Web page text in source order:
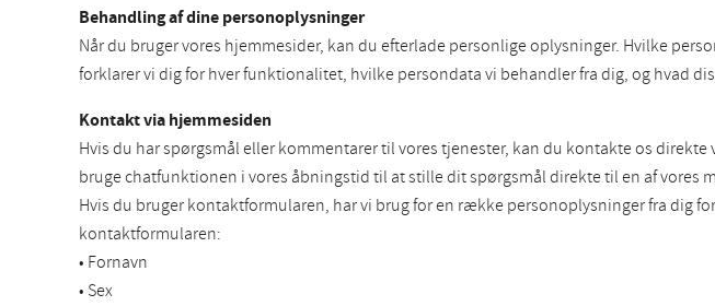
Behandling af dine personoplysninger
Når du bruger vores hjemmesider, kan du efterlade personlige oplysninger. Hvilke
forklarer vi dig for hver funktionalitet, hvilke persondata vi behandler fra dig, og hvad
Kontakt via hjemmesiden
Hvis du har spørgsmål eller kommentarer til vores tjenester, kan du kontakte os
bruge chatfunktionen i vores åbningstid til at stille dit spørgsmål direkte til en af vores
Hvis du bruger kontaktformularen, har vi brug for en række personoplysninger fra dig
kontaktformularen:
• Fornavn
• Sex